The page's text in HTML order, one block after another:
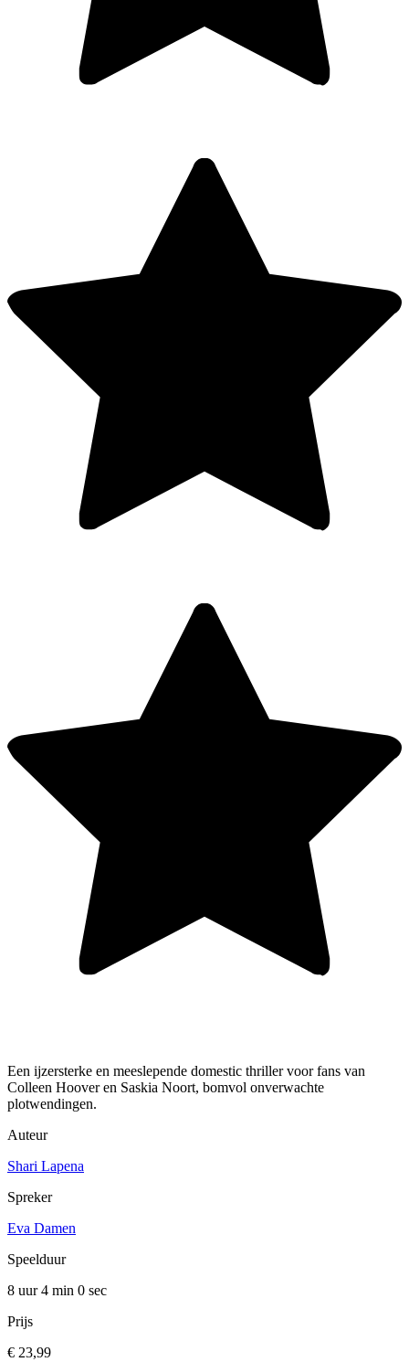
Een ijzersterke en meeslepende domestic thriller voor fans van
Colleen Hoover en Saskia Noort, bomvol onverwachte
plotwendingen.
Auteur
Shari Lapena
Spreker
Eva Damen
Speelduur
8 uur 4 min 0 sec
Prijs
€ 23,99